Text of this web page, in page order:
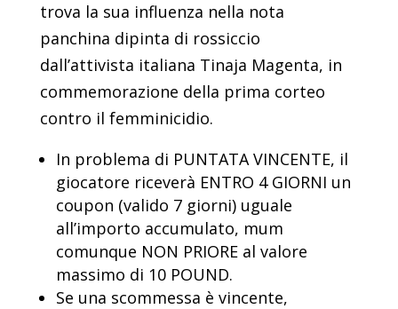
trova la sua influenza nella nota
panchina dipinta di rossiccio
dall’attivista italiana Tinaja Magenta, in
commemorazione della prima corteo
contro il femminicidio.
In problema di PUNTATA VINCENTE, il
giocatore riceverà ENTRO 4 GIORNI un
coupon (valido 7 giorni) uguale
all’importo accumulato, mum
comunque NON PRIORE al valore
massimo di 10 POUND.
Se una scommessa è vincente,